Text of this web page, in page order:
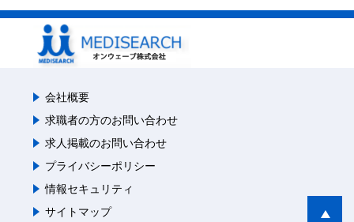
会社概要
求職者の方のお問い合わせ
求人掲載のお問い合わせ
プライバシーポリシー
情報セキュリティ
サイトマップ